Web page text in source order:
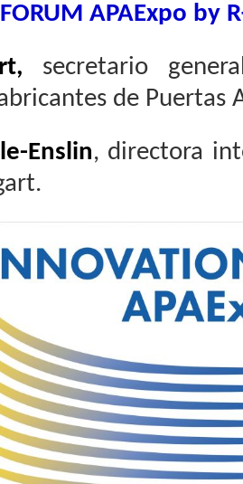
APAExpo by
secretario
de Puertas
Enslin, directora